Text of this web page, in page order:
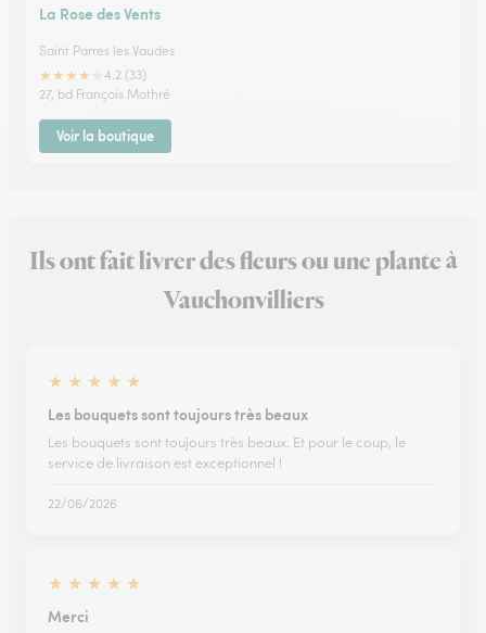
La Rose des Vents
Saint Parres les Vaudes
★★★★
4.2 (33)
27, bd François Mothré
Voir la boutique
Ils ont fait livrer des fleurs ou une plante à
Vauchonvilliers
★ ★ ★ ★ ★
Les bouquets sont toujours très beaux
Les bouquets sont toujours très beaux. Et pour le coup, le
service de livraison est exceptionnel !
22/06/2026
★ ★ ★ ★ ★
Merci